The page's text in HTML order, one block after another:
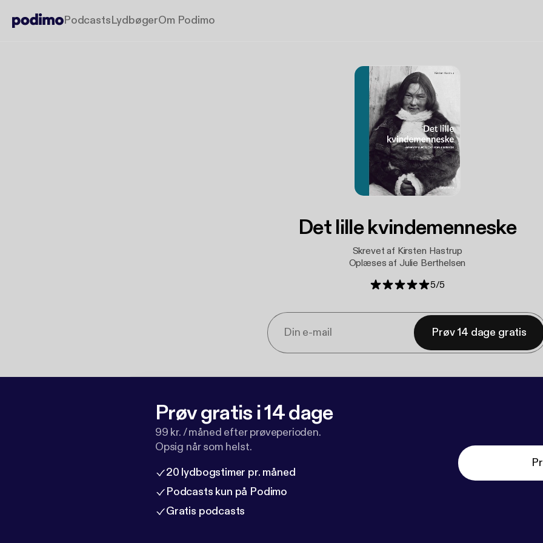
PodcastsLydbøgerOm Podimo
Det lille kvindemenneske
Skrevet af Kirsten Hastrup
Oplæses af Julie Berthelsen
5/5
Prøv 14 dage gratis
Prøv gratis i 14 dage
99 kr. / måned efter prøveperioden.
Opsig når som helst.
20 lydbogstimer pr. måned
Podcasts kun på Podimo
Gratis podcasts